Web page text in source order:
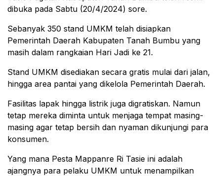
dibuka pada Sabtu (20/4/2024) sore.
Sebanyak 350 stand UMKM telah disiapkan
Pemerintah Daerah Kabupaten Tanah Bumbu yang
masih dalam rangkaian Hari Jadi ke 21.
Stand UMKM disediakan secara gratis mulai dari jalan,
hingga area pantai yang dikelola Pemerintah Daerah.
Fasilitas lapak hingga listrik juga digratiskan. Namun
tetap mereka diminta untuk menjaga tempat masing-
masing agar tetap bersih dan nyaman dikunjungi para
konsumen.
Yang mana Pesta Mappanre Ri Tasie ini adalah
ajangnya para pelaku UMKM untuk menampilkan